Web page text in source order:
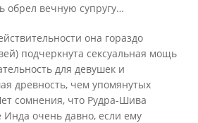
обрел вечную супругу…
она гораздо
подчеркнута сексуальная мощь
для девушек и
древность, чем упомянутых
сомнения, что Рудра-Шива
Инда очень давно, если ему